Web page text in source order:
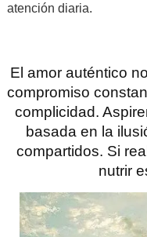
atención diaria.
El amor auténtico
compromiso
complicidad.
basada en la
compartidos. Si
nutrir